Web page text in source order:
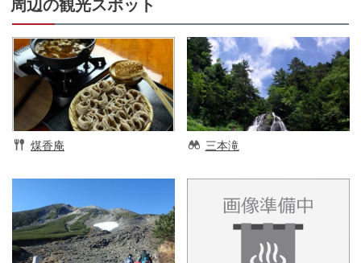
周辺の観光スポット
煤香庵 三本滝